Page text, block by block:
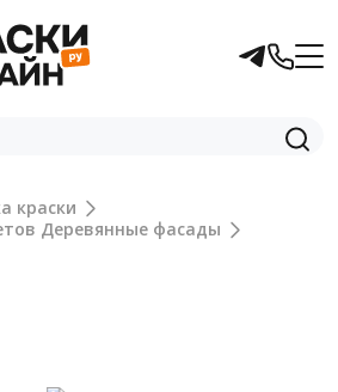
краски
Деревянные фасады